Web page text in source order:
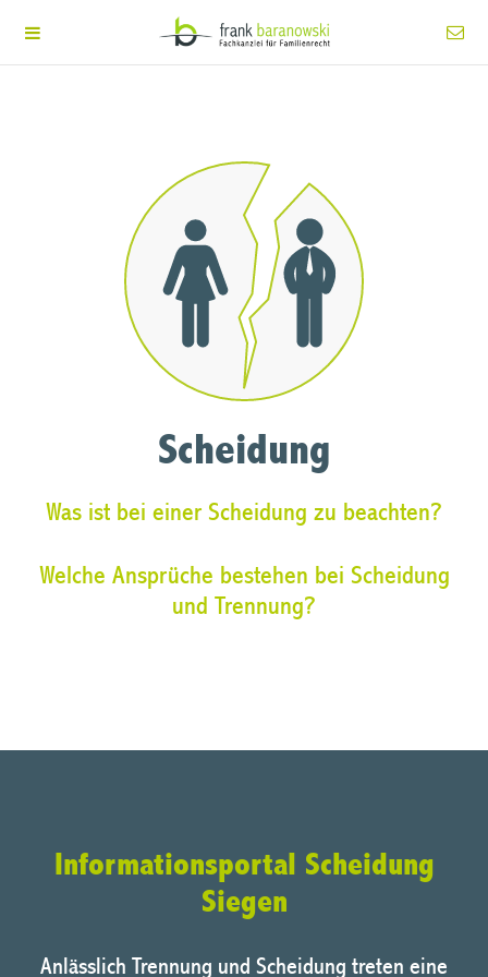
Scheidung
Was ist bei einer Scheidung zu beachten?
Welche Ansprüche bestehen bei Scheidung
und Trennung?
Informationsportal Scheidung
Siegen
Anlässlich Trennung und Scheidung treten eine